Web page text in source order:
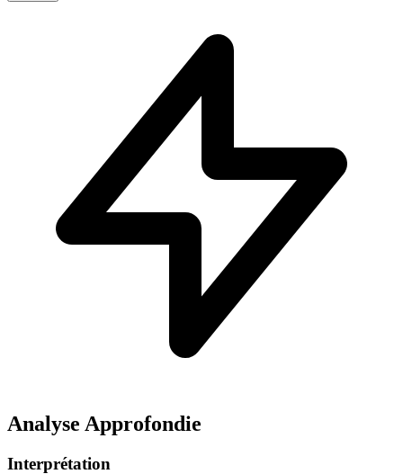
Analyse Approfondie
Interprétation